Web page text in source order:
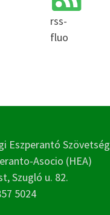
rss-
fluo
Eszperantó Szövetség
Asocio (HEA)
Szugló u. 82.
5024